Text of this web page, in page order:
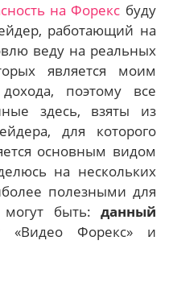
на Форекс буду
работающий на
веду на реальных
является моим
поэтому все
здесь, взяты из
для которого
основным видом
на нескольких
полезными для
быть: данный
Форекс» и